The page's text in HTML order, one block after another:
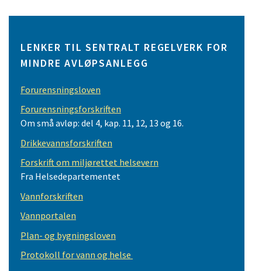
LENKER TIL SENTRALT REGELVERK FOR
MINDRE AVLØPSANLEGG
Forurensningsloven
Forurensningsforskriften
Om små avløp: del 4, kap. 11, 12, 13 og 16.
Drikkevannsforskriften
Forskrift om miljørettet helsevern
Fra Helsedepartementet
Vannforskriften
Vannportalen
Plan- og bygningsloven
Protokoll for vann og helse